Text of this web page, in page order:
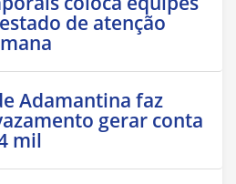
de atenção
Adamantina faz
gerar conta
mil